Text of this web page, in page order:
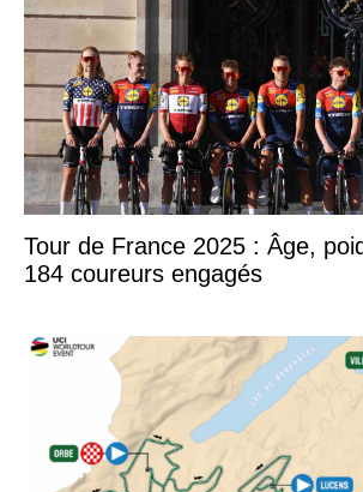
Tour de France 2025 : Âge,
184 coureurs engagés